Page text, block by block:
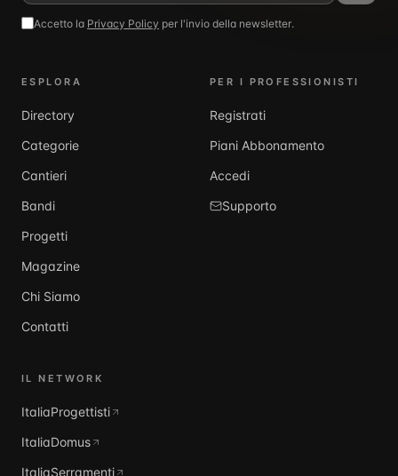
Accetto la Privacy Policy per l'invio della newsletter.
ESPLORA
Directory
Categorie
Cantieri
Bandi
Progetti
Magazine
Chi Siamo
Contatti
PER I PROFESSIONISTI
Registrati
Piani Abbonamento
Accedi
Supporto
IL NETWORK
ItaliaProgettisti
ItaliaDomus
ItaliaSerramenti